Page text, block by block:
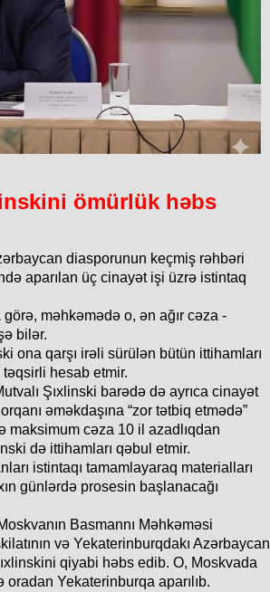
ömürlük həbs
diasporunun keçmiş rəhbəri
aparılan üç cinayət işi üzrə istintaq
görə, məhkəmədə o, ən ağır cəza -
bilər.
ona qarşı irəli sürülən bütün ittihamları
hesab etmir.
Şıxlinski barədə də ayrıca cinayət
əməkdaşına “zor tətbiq etmədə”
maksimum cəza 10 il azadlıqdan
də ittihamları qəbul etmir.
istintaqı tamamlayaraq materialları
günlərdə prosesin başlanacağı
Basmannı Məhkəməsi
və Yekaterinburqdakı Azərbaycan
qiyabi həbs edib. O, Moskvada
Yekaterinburqa aparılıb.